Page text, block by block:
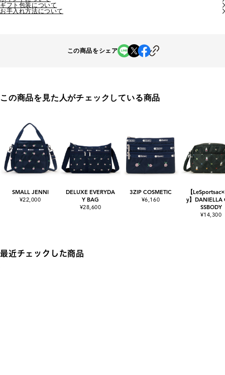
ギフト包装について
お手入れ方法について
この商品をシェア
この商品を見た人がチェックしている商品
SMALL JENNI
¥22,000
DELUXE EVERYDA
Y BAG
¥28,600
3ZIP COSMETIC
¥6,160
【
y】DANIELLA
SSBODY
¥14,300
最近チェックした商品